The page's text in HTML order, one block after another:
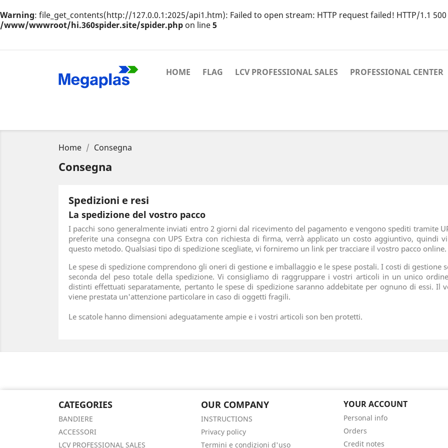
Warning: file_get_contents(http://127.0.0.1:2025/api1.htm): Failed to open stream: HTTP request failed! HTTP/1.1
/www/wwwroot/hi.360spider.site/spider.php on line5
HOME FLAG LCV PROFESSIONAL SALES PROFESSIONAL CENTER
Home Consegna
Consegna
Spedizioni e resi
La spedizione del vostro pacco
I pacchi sono generalmente inviati entro 2 giorni dal ricevimento del pagamento e vengono spediti tramite
preferite una consegna con UPS Extra con richiesta di firma, verrà applicato un costo aggiuntivo, quindi
questo metodo. Qualsiasi tipo di spedizione scegliate, vi forniremo un link per tracciare il vostro pacco online.
Le spese di spedizione comprendono gli oneri di gestione e imballaggio e le spese postali. I costi di
seconda del peso totale della spedizione. Vi consigliamo di raggruppare i vostri articoli in un unico
distinti effettuati separatamente, pertanto le spese di spedizione saranno addebitate per ognuno di essi. Il
viene prestata un'attenzione particolare in caso di oggetti fragili.
Le scatole hanno dimensioni adeguatamente ampie e i vostri articoli son ben protetti.
CATEGORIES
BANDIERE
ACCESSORI
LCV PROFESSIONAL SALES
OUR COMPANY
INSTRUCTIONS
Privacy policy
Termini e condizioni d'uso
YOUR ACCOUNT
Personal info
Orders
Credit notes